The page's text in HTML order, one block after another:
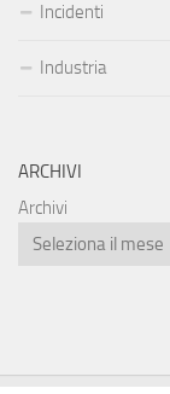
Incidenti
Industria
ARCHIVI
Archivi